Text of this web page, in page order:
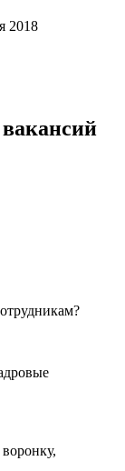
2018